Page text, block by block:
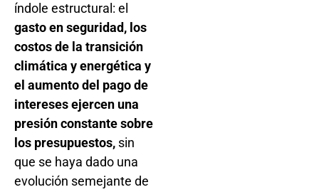
índole estructural: el
gasto en seguridad, los
costos de la transición
climática y energética y
el aumento del pago de
intereses ejercen una
presión constante sobre
los presupuestos, sin
que se haya dado una
evolución semejante de